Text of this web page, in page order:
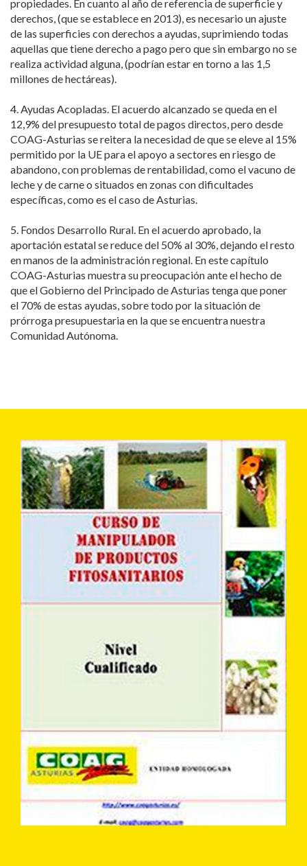
propiedades. En cuanto al año de referencia de superficie y
derechos, (que se establece en 2013), es necesario un ajuste
de las superficies con derechos a ayudas, suprimiendo todas
aquellas que tiene derecho a pago pero que sin embargo no se
realiza actividad alguna, (podrían estar en torno a las 1,5
millones de hectáreas).
4. Ayudas Acopladas. El acuerdo alcanzado se queda en el
12,9% del presupuesto total de pagos directos, pero desde
COAG-Asturias se reitera la necesidad de que se eleve al 15%
permitido por la UE para el apoyo a sectores en riesgo de
abandono, con problemas de rentabilidad, como el vacuno de
leche y de carne o situados en zonas con dificultades
específicas, como es el caso de Asturias.
5. Fondos Desarrollo Rural. En el acuerdo aprobado, la
aportación estatal se reduce del 50% al 30%, dejando el resto
en manos de la administración regional. En este capítulo
COAG-Asturias muestra su preocupación ante el hecho de
que el Gobierno del Principado de Asturias tenga que poner
el 70% de estas ayudas, sobre todo por la situación de
prórroga presupuestaria en la que se encuentra nuestra
Comunidad Autónoma.